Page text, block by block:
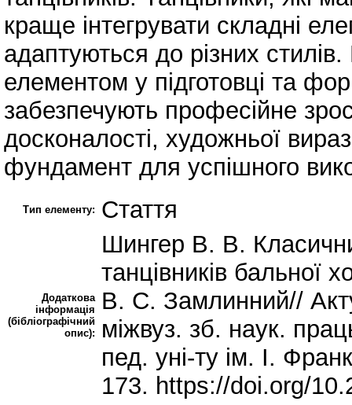
краще інтегрувати складні
адаптуються до різних
елементом у підготовці та
забезпечують професійне
досконалості, художньої
фундамент для успішного
Тип елементу: Стаття
Додаткова
інформація
(бібліографічний
опис):
Шингер В. В.
танцівників
В. С. Замлинний//
міжвуз. зб. наук.
пед. уні-ту ім. І.
173. https://doi.org/